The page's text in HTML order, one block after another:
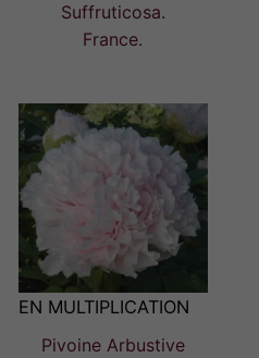
48,00€
Suffruticosa.
France.
EN MULTIPLICATION
Pivoine Arbustive